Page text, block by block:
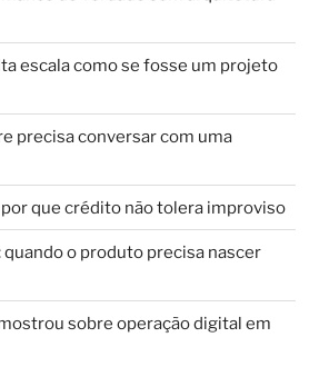
escala como se fosse um projeto
precisa conversar com uma
que crédito não tolera improviso
quando o produto precisa nascer
sobre operação digital em